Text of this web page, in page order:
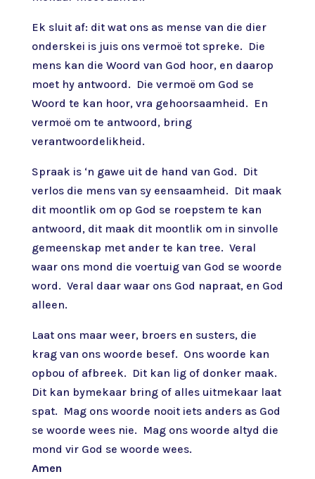
Ek sluit af: dit wat ons as mense van die dier
onderskei is juis ons vermoë tot spreke. Die
mens kan die Woord van God hoor, en daarop
moet hy antwoord. Die vermoë om God se
Woord te kan hoor, vra gehoorsaamheid. En
vermoë om te antwoord, bring
verantwoordelikheid.
Spraak is ‘n gawe uit de hand van God. Dit
verlos die mens van sy eensaamheid. Dit maak
dit moontlik om op God se roepstem te kan
antwoord, dit maak dit moontlik om in sinvolle
gemeenskap met ander te kan tree. Veral
waar ons mond die voertuig van God se woorde
word. Veral daar waar ons God napraat, en God
alleen.
Laat ons maar weer, broers en susters, die
krag van ons woorde besef. Ons woorde kan
opbou of afbreek. Dit kan lig of donker maak.
Dit kan bymekaar bring of alles uitmekaar laat
spat. Mag ons woorde nooit iets anders as God
se woorde wees nie. Mag ons woorde altyd die
mond vir God se woorde wees.
Amen